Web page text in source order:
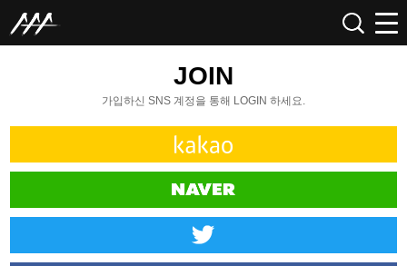
JOIN
가입하신 SNS 계정을 통해 LOGIN 하세요.